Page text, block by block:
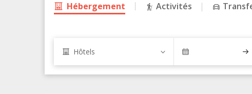
Hébergement Activités
Hôtels